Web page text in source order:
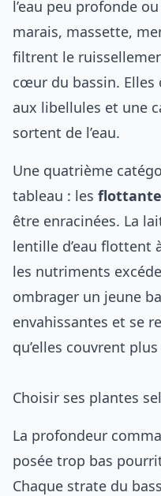
l’eau peu profonde
marais, massette,
filtrent le
cœur du bassin.
aux libellules et une
sortent de l’eau.
Une quatrième
tableau : les
être enracinées. La
lentille d’eau flottent
les nutriments
ombrager un jeune
envahissantes et se
qu’elles couvrent
Choisir ses plantes
La profondeur
posée trop bas
Chaque strate du